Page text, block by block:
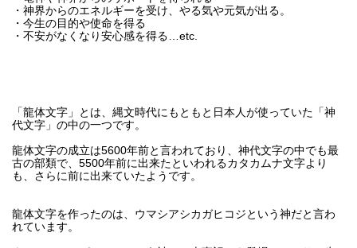
・神界からのエネルギーを受け、やる気や元気が出る。
・今生の目的や使命を得る
・不安がなくなり安心感を得る…etc.
「龍体文字」とは、縄文時代にもともと日本人が使っていた「神
代文字」の中の一つです。
龍体文字の成立は5600年前と言われており、神代文字の中でも最
古の部類で、5500年前に出来たといわれるカタカムナ文字より
も、さらに前に出来ていたようです。
龍体文字を作ったのは、ウマシアシカガヒコジという神だと言わ
れています。